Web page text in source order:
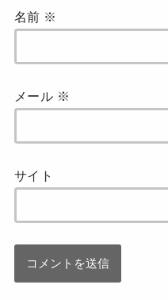
名前 ※
メール ※
サイト